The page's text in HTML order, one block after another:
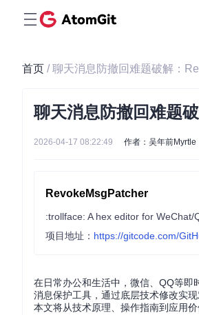
首页 / 聊天消息防撤回难题破解：
聊天消息防撤回难题
2026-04-17 08:22:49 作者：吴年前Myrtle
RevokeMsgPatcher
:trollface: A hex editor for WeChat/
项目地址： https://gitcode.com/
在日常办公和生活中，微信、QQ等
消息保护工具，通过底层技术修改实
本文将从技术原理、操作指南到应用